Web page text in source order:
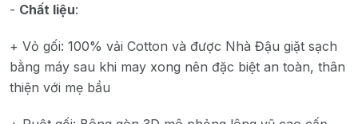
- Chất liệu:
+ Vỏ gối: 100% vải Cotton và được Nhà Đậu giặt sạch
bằng máy sau khi may xong nên đặc biệt an toàn, thân
thiện với mẹ bầu